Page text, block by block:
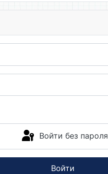
Войти без пароля
Войти